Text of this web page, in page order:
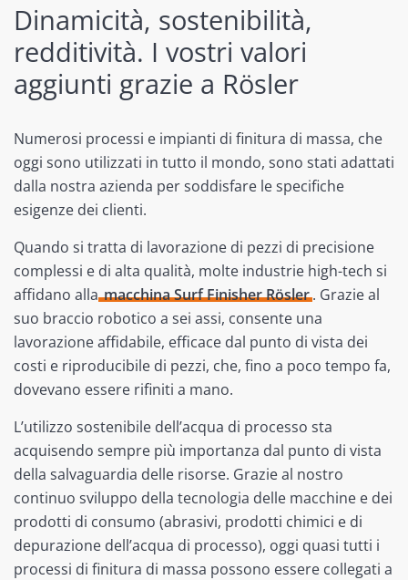
Dinamicità, sostenibilità,
redditività. I vostri valori
aggiunti grazie a Rösler
Numerosi processi e impianti di finitura di massa, che
oggi sono utilizzati in tutto il mondo, sono stati adattati
dalla nostra azienda per soddisfare le specifiche
esigenze dei clienti.
Quando si tratta di lavorazione di pezzi di precisione
complessi e di alta qualità, molte industrie high-tech si
affidano allamacchina Surf Finisher Rösler. Grazie al
suo braccio robotico a sei assi, consente una
lavorazione affidabile, efficace dal punto di vista dei
costi e riproducibile di pezzi, che, fino a poco tempo fa,
dovevano essere rifiniti a mano.
L’utilizzo sostenibile dell’acqua di processo sta
acquisendo sempre più importanza dal punto di vista
della salvaguardia delle risorse. Grazie al nostro
continuo sviluppo della tecnologia delle macchine e dei
prodotti di consumo (abrasivi, prodotti chimici e di
depurazione dell’acqua di processo), oggi quasi tutti i
processi di finitura di massa possono essere collegati a